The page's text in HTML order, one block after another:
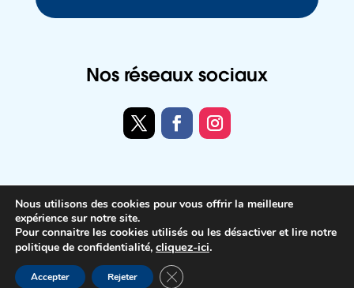
Nos réseaux sociaux
Politique de confidentialité
Mentions légales
Accessibilité
Nous utilisons des cookies pour vous offrir la meilleure
expérience sur notre site.
Pour connaitre les cookies utilisés ou les désactiver et lire notre
politique de confidentialité, cliquez-ici.
Accepter Rejeter Fermer la bannière des cookies